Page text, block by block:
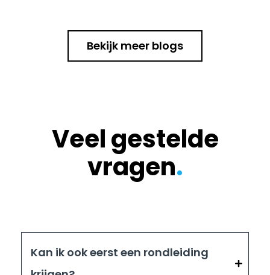
Bekijk meer blogs
Veel gestelde
vragen.
Kan ik ook eerst een rondleiding